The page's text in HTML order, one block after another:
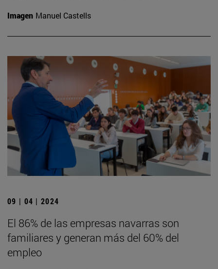
Imagen Manuel Castells
09 | 04 | 2024
El 86% de las empresas navarras son
familiares y generan más del 60% del
empleo